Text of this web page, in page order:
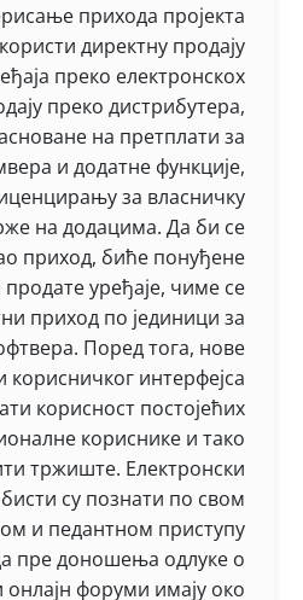
прихода пројекта
директну продају
преко електронскох
преко дистрибутера,
на претплати за
и додатне функције,
за власничку
на додацима. Да би се
приход, биће понуђене
уређаје, чиме се
приход по јединици за
Поред тога, нове
интерфејса
корисност постојећих
кориснике и тако
тржиште. Електронски
су познати по свом
и педантном приступу
пре доношења одлуке о
онлајн форуми имају око